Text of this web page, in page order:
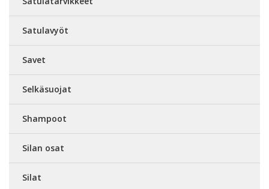
Satulavyöt
Savet
Selkäsuojat
Shampoot
Silan osat
Silat